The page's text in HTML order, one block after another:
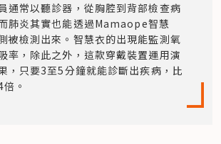
通常以聽診器，從胸腔到背部檢查病
肺炎其實也能透過Mamaope智慧
被檢測出來。智慧衣的出現能監測氧
率，除此之外，這款穿戴裝置運用演
，只要3至5分鐘就能診斷出疾病，比
。